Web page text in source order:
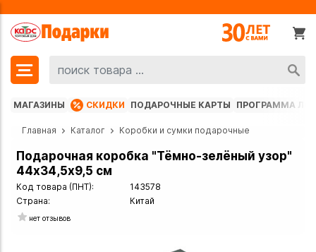
МАГАЗИНЫ СКИДКИ ПОДАРОЧНЫЕ КАРТЫ ПРОГРАММА
Главная Каталог Коробки и сумки подарочные
Подарочная коробка "Тёмно-зелёный узор"
44х34,5х9,5 см
Код товара (ПНТ):
143578
Страна:
Китай
нет отзывов